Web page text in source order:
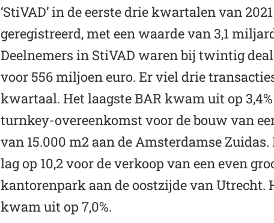
‘StiVAD’ in de eerste drie kwartalen van
geregistreerd, met een waarde van 3,1
Deelnemers in StiVAD waren bij twintig
voor 556 miljoen euro. Er viel drie
kwartaal. Het laagste BAR kwam uit op
turnkey-overeenkomst voor de bouw van
van 15.000 m2 aan de Amsterdamse Zuidas.
lag op 10,2 voor de verkoop van een even
kantorenpark aan de oostzijde van Utrecht.
kwam uit op 7,0%.